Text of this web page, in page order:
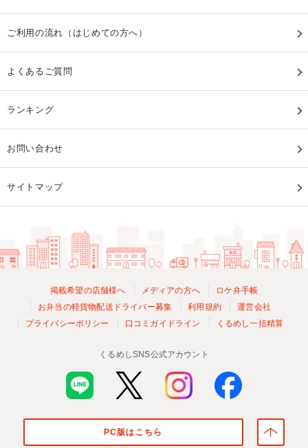
ご利用の流れ（はじめての方へ）
よくあるご質問
ランキング
お問い合わせ
サイトマップ
掲載希望の店舗様へ メディアの方へ
ロケ弁手帳
お弁当の軽貨物配送ドライバー募集
利用規約
運営会社
プライバシーポリシー
口コミガイドライン くるめし一括精算
くるめしSNS公式アカウント
PC版はこちら